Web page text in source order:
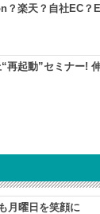
？楽天？自社EC？
再起動”セミナー!
月曜日を笑顔に